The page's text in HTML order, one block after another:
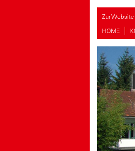
HOME
Zur